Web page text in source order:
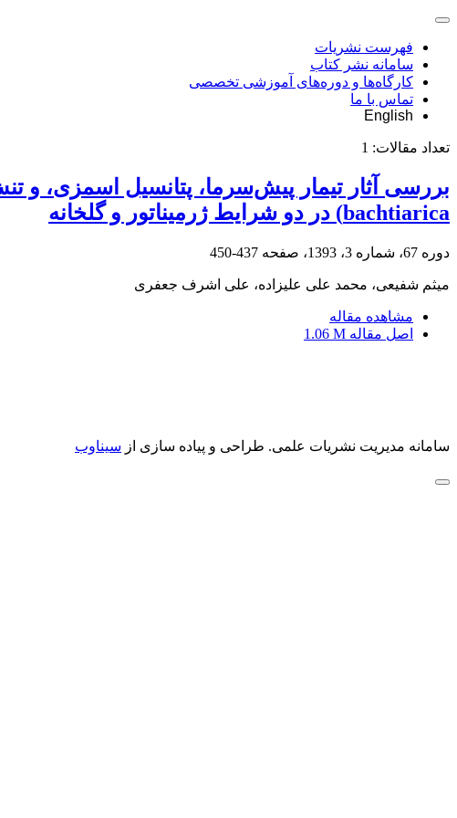
فهرست نشریات
سامانه نشر کتاب
کارگاه‌ها و دوره‌های آموزشی تخصصی
تماس با ما
English
تعداد مقالات: 1
bachtiarica) در دو شرایط ژرمیناتور و گلخانه
دوره 67، شماره 3، 1393، صفحه 437-450
میثم شفیعی، محمد علی علیزاده، علی اشرف جعفری
مشاهده مقاله
اصل مقاله 1.06 M
سامانه مدیریت نشریات علمی. طراحی و پیاده سازی از سیناوب